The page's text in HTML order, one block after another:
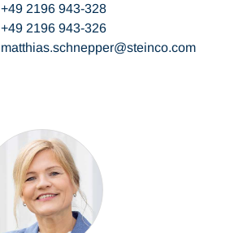
+49 2196 943-328
+49 2196 943-326
matthias.schnepper
steinco com